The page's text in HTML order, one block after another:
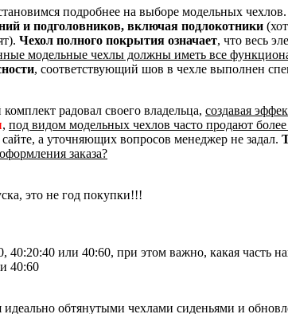
подробнее на выборе модельных
и подголовников, включая подлокотники
Чехол полного покрытия означает, что весь
модельные чехлы должны иметь все
, соответствующий шов в чехле выполнен
радовал своего владельца, создавая
, под видом модельных чехлов часто продают
а уточняющих вопросов менеджер не задал.
заказа?
это не год покупки!!!
или 40:60, при этом важно, какая часть
40:60
обтянутыми чехлами сиденьями и